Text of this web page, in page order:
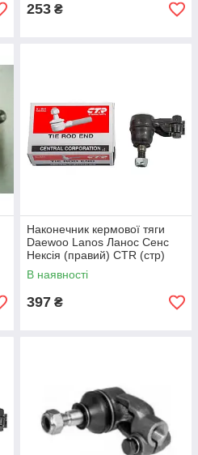
253 ₴
Наконечник кермової тяги
Daewoo Lanos Ланос Сенс
Нексія (правий) CTR (стр)
CEKD-1R
В наявності
397 ₴